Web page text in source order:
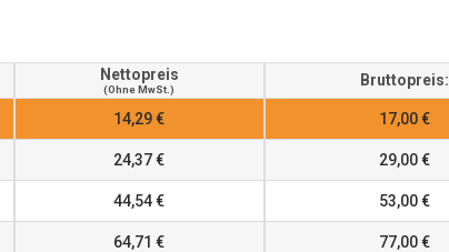
Nettopreis
(ohne MwSt.)
Bruttopreis:
14,29 € 17,00 €
24,37 € 29,00 €
44,54 € 53,00 €
64,71 € 77,00 €